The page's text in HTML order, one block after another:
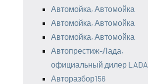
Автомойка, Автомойка
Автомойка, Автомойка
Автомойка, Автомойка
Автопрестиж-Лада,
официальный дилер LADA
Авторазбор156